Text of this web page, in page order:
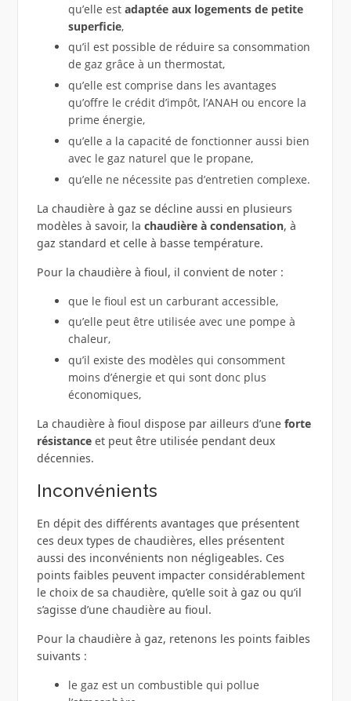
qu’elle est adaptée aux logements de petite
superficie,
qu’il est possible de réduire sa consommation
de gaz grâce à un thermostat,
qu’elle est comprise dans les avantages
qu’offre le crédit d’impôt, l’ANAH ou encore la
prime énergie,
qu’elle a la capacité de fonctionner aussi bien
avec le gaz naturel que le propane,
qu’elle ne nécessite pas d’entretien complexe.
La chaudière à gaz se décline aussi en plusieurs
modèles à savoir, la chaudière à condensation, à
gaz standard et celle à basse température.
Pour la chaudière à fioul, il convient de noter :
que le fioul est un carburant accessible,
qu’elle peut être utilisée avec une pompe à
chaleur,
qu’il existe des modèles qui consomment
moins d’énergie et qui sont donc plus
économiques,
La chaudière à fioul dispose par ailleurs d’une forte
résistanceet peut être utilisée pendant deux
décennies.
Inconvénients
En dépit des différents avantages que présentent
ces deux types de chaudières, elles présentent
aussi des inconvénients non négligeables. Ces
points faibles peuvent impacter considérablement
le choix de sa chaudière, qu’elle soit à gaz ou qu’il
s’agisse d’une chaudière au fioul.
Pour la chaudière à gaz, retenons les points faibles
suivants :
le gaz est un combustible qui pollue